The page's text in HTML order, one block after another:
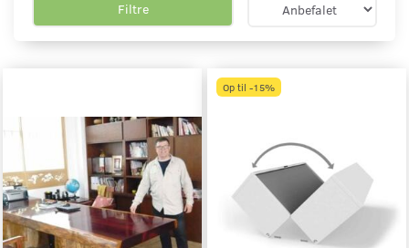
Filtre
Op til -15%